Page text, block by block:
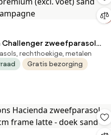
Challenger zweefparasol
(excl. voet) sand
rechthoekige, metalen
Gratis bezorging